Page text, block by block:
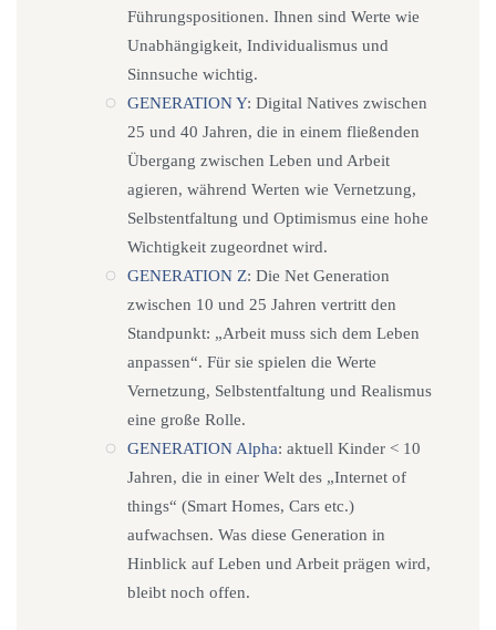
Führungspositionen. Ihnen sind Werte wie
Unabhängigkeit, Individualismus und
Sinnsuche wichtig.
GENERATION Y: Digital Natives zwischen
25 und 40 Jahren, die in einem fließenden
Übergang zwischen Leben und Arbeit
agieren, während Werten wie Vernetzung,
Selbstentfaltung und Optimismus eine hohe
Wichtigkeit zugeordnet wird.
GENERATION Z: Die Net Generation
zwischen 10 und 25 Jahren vertritt den
Standpunkt: „Arbeit muss sich dem Leben
anpassen“. Für sie spielen die Werte
Vernetzung, Selbstentfaltung und Realismus
eine große Rolle.
GENERATION Alpha: aktuell Kinder < 10
Jahren, die in einer Welt des „Internet of
things“ (Smart Homes, Cars etc.)
aufwachsen. Was diese Generation in
Hinblick auf Leben und Arbeit prägen wird,
bleibt noch offen.